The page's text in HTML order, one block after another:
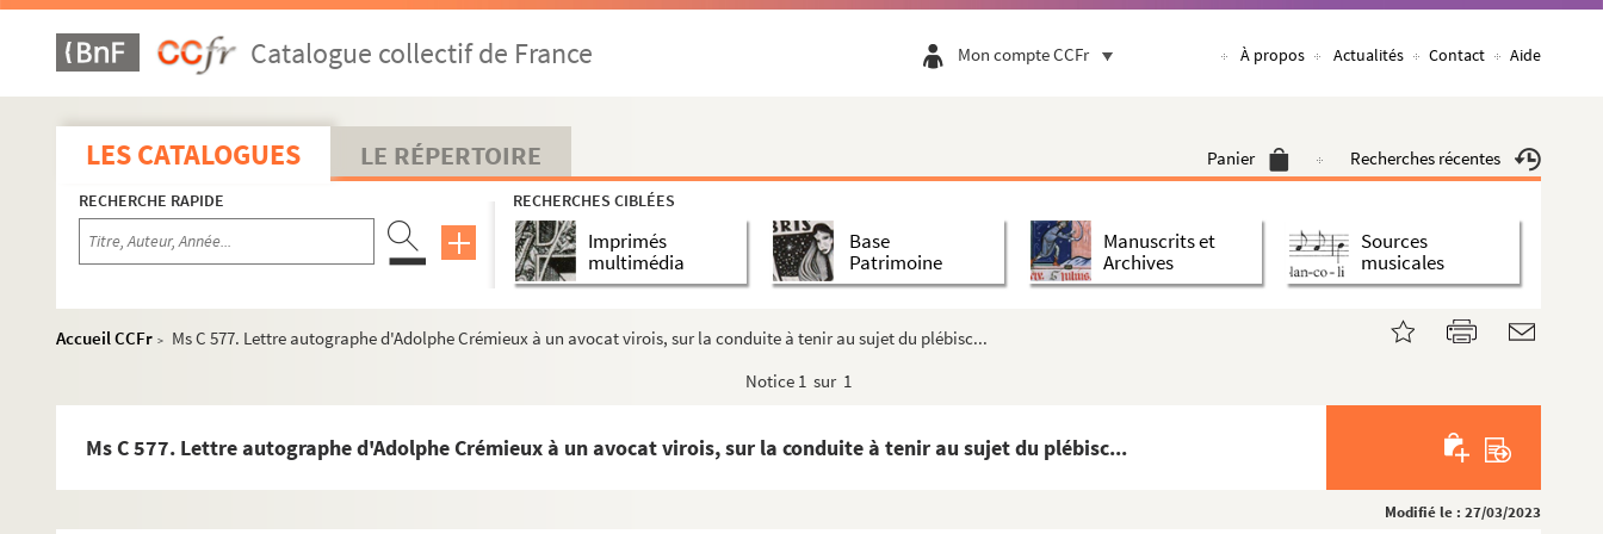
Catalogue collectif de France Mon compte CCFr À propos Actualités Contact Aide
LES CATALOGUES LE RÉPERTOIRE Panier Recherches récentes
RECHERCHE RAPIDE RECHERCHES CIBLÉES
Imprimés
multimédia
Base
Patrimoine
Manuscrits et
Archives
Sources
musicales
Accueil CCFr >
Ms C 577. Lettre autographe d'Adolphe Crémieux à un avocat virois, sur la conduite à tenir au sujet du plébisc...
Notice 1 sur 1
Ms C 577. Lettre autographe d'Adolphe Crémieux à un avocat virois, sur la conduite à tenir au sujet du plébisc...
Modifié le : 27/03/2023
Ms C 549. Invitations à diverses cérémonies (1852-1861). Pièces relatives aux élections (1842-1861). Lettres, ...
Ms C 550. Diplôme de la médaille de Sainte-Hélène accordée à François Goibert, ancien voltigeur au 90
MS C 551. Mémoire ou registre (partie rognée d'un) de commerce où il est question de drap d'or, de velloux rou...
Ms C 552. Ensuit les frais et desbours faits par Robert Desmasures pour le gouvernement de défunte Catherine L...
Ms C 553. Compte de tutelle rendu par une personne non indiquée et d'ailleurs incomplet, mais intéressant à ca...
Ms C 554. Compte d'achats faits à Vire et autres, mentionnant le Ferronnière, M. de la Gilletière
Ms C 555. Ecrit en arabe "attribué à Ibrahim" et autre écrit arabe
Ms C 556. Piante e sezione dell'armatura della volta al fortino del Lazaretto. Plan coté portant avec le timbr...
Ms C 560. Quatre actes (obligations, procuration, louage) passés devant une juridiction non indiquée en la vic...